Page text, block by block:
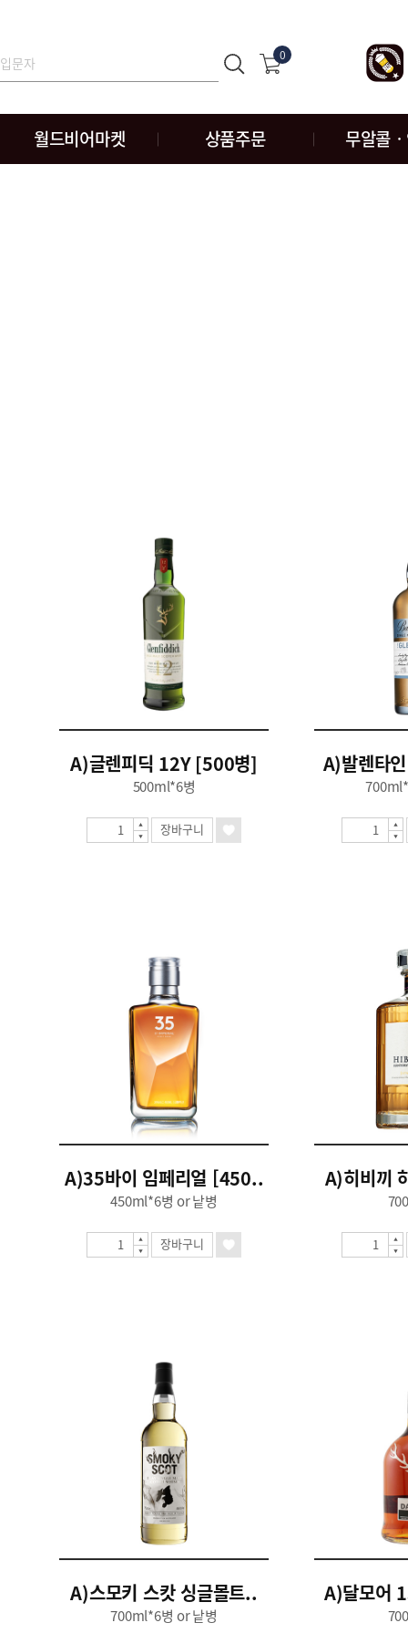
0
월드비어마켓 상품주문 무알콜
A)글렌피딕 12Y [500병]
500ml*6병
장바구니
A)발렌타
A)35바이 임페리얼 [450..
450ml*6병 or 낱병
장바구니
A)히비끼
A)스모키 스캇 싱글몰트..
700ml*6병 or 낱병
A)달모어